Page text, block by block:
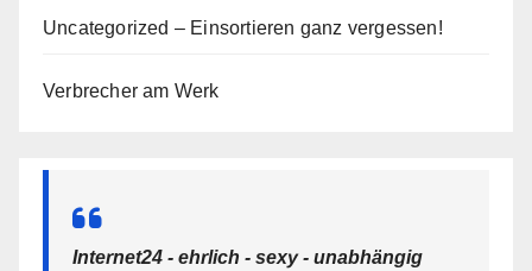
Uncategorized – Einsortieren ganz vergessen!
Verbrecher am Werk
Internet24 - ehrlich - sexy - unabhängig